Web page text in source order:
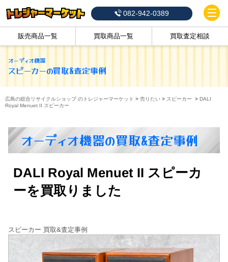
082-942-0389
販売商品一覧 買取商品一覧 買取査定相談
オーディオ機器
スピーカーの買取&査定事例
広島の総合リサイクルショップ のトレジャーマーケット > 売りたい > スピーカー > DALI
Royal Menuet II スピーカー
オーディオ機器の買取&査定事例
DALI Royal Menuet II スピーカ
ーを買取りました
スピーカー 買取&査定事例